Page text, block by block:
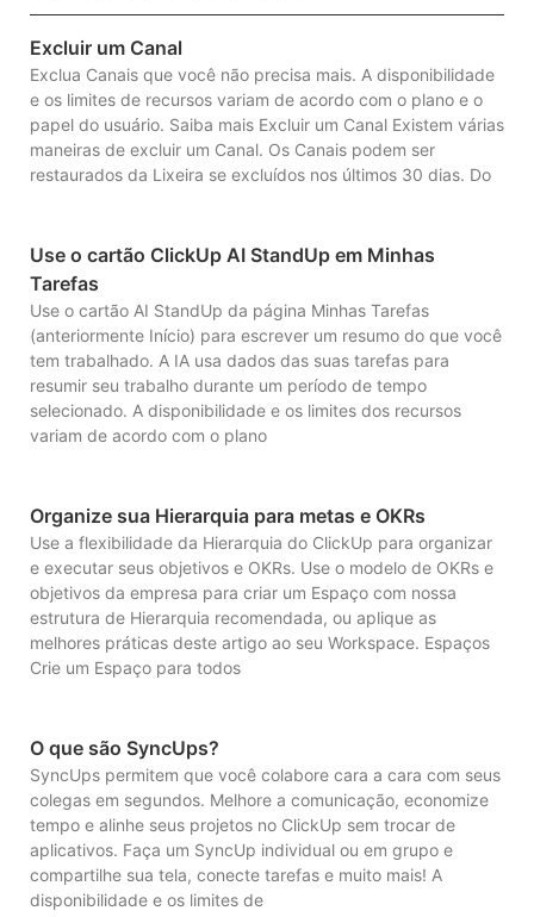
Excluir um Canal
Exclua Canais que você não precisa mais. A disponibilidade
e os limites de recursos variam de acordo com o plano e o
papel do usuário. Saiba mais Excluir um Canal Existem várias
maneiras de excluir um Canal. Os Canais podem ser
restaurados da Lixeira se excluídos nos últimos 30 dias. Do
Use o cartão ClickUp AI StandUp em Minhas
Tarefas
Use o cartão AI StandUp da página Minhas Tarefas
(anteriormente Início) para escrever um resumo do que você
tem trabalhado. A IA usa dados das suas tarefas para
resumir seu trabalho durante um período de tempo
selecionado. A disponibilidade e os limites dos recursos
variam de acordo com o plano
Organize sua Hierarquia para metas e OKRs
Use a flexibilidade da Hierarquia do ClickUp para organizar
e executar seus objetivos e OKRs. Use o modelo de OKRs e
objetivos da empresa para criar um Espaço com nossa
estrutura de Hierarquia recomendada, ou aplique as
melhores práticas deste artigo ao seu Workspace. Espaços
Crie um Espaço para todos
O que são SyncUps?
SyncUps permitem que você colabore cara a cara com seus
colegas em segundos. Melhore a comunicação, economize
tempo e alinhe seus projetos no ClickUp sem trocar de
aplicativos. Faça um SyncUp individual ou em grupo e
compartilhe sua tela, conecte tarefas e muito mais! A
disponibilidade e os limites de